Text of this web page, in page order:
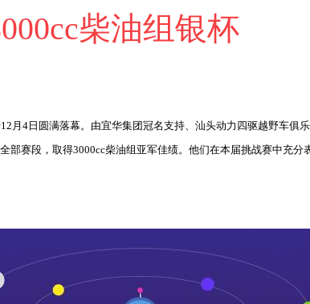
柴油组银杯
月4日圆满落幕。由宜华集团冠名支持、汕头动力四驱越野车俱
部赛段，取得3000cc柴油组亚军佳绩。他们在本届挑战赛中充